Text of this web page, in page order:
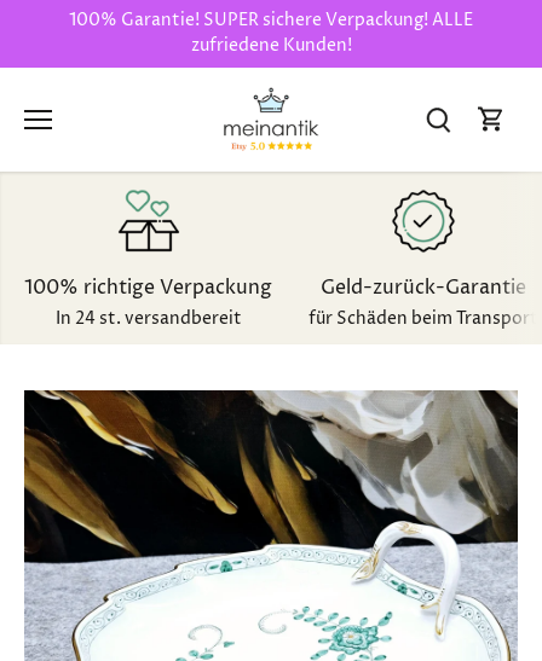
Inhalt
100% Garantie! SUPER sichere Verpackung! ALLE
zufriedene Kunden!
100% richtige Verpackung
In 24 st. versandbereit
Geld-zurück-Garantie
für Schäden beim Transport